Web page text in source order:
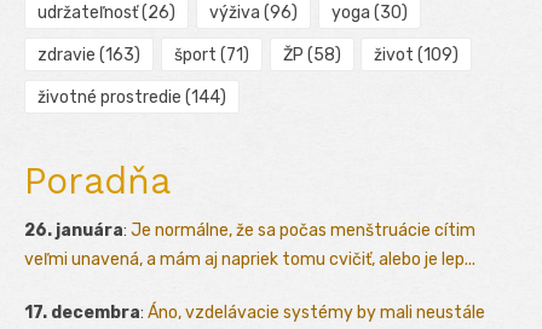
udržateľnosť(26) výživa (96) yoga (30)
zdravie (163) šport (71) ŽP (58) život (109)
životné prostredie (144)
Poradňa
26. januára: Je normálne, že sa počas menštruácie cítim
veľmi unavená, a mám aj napriek tomu cvičiť, alebo je lep...
17. decembra: Áno, vzdelávacie systémy by mali neustále